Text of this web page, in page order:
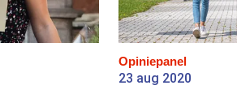
Opiniepanel
23 aug 2020